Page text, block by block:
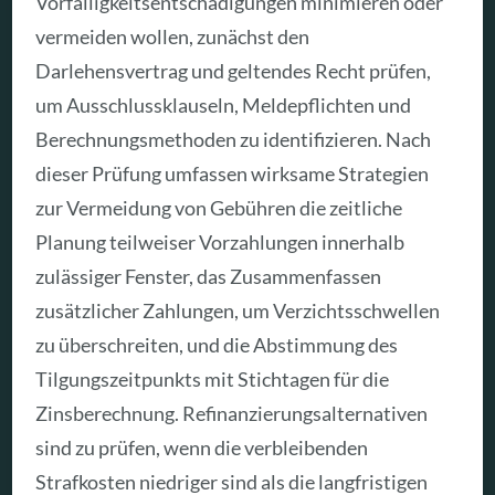
vermeiden wollen, zunächst den
Darlehensvertrag und geltendes Recht prüfen,
um Ausschlussklauseln, Meldepflichten und
Berechnungsmethoden zu identifizieren. Nach
dieser Prüfung umfassen wirksame Strategien
zur Vermeidung von Gebühren die zeitliche
Planung teilweiser Vorzahlungen innerhalb
zulässiger Fenster, das Zusammenfassen
zusätzlicher Zahlungen, um Verzichtsschwellen
zu überschreiten, und die Abstimmung des
Tilgungszeitpunkts mit Stichtagen für die
Zinsberechnung. Refinanzierungsalternativen
sind zu prüfen, wenn die verbleibenden
Strafkosten niedriger sind als die langfristigen